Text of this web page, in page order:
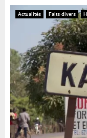
Actualités Faits-divers